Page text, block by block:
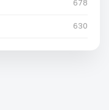
678
630